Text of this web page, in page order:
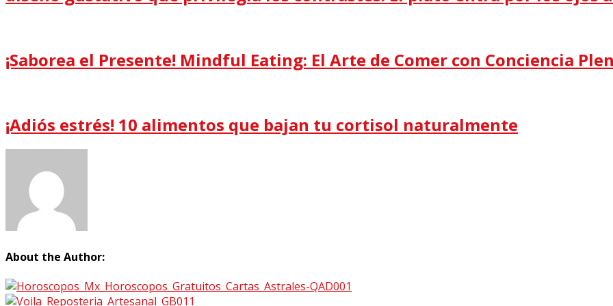
¡Saborea el Presente! Mindful Eating: El Arte de Comer con Conciencia
¡Adiós estrés! 10 alimentos que bajan tu cortisol naturalmente
About the Author: